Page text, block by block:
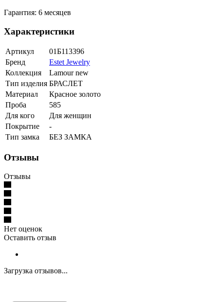
Гарантия: 6 месяцев
Характеристики
Артикул
01Б113396
Бренд
Estet Jewelry
Коллекция
Lamour new
Тип изделия БРАСЛЕТ
Материал
Красное золото
Проба
585
Для кого
Для женщин
Покрытие
-
Тип замка
БЕЗ ЗАМКА
Отзывы
Отзывы
Нет оценок
Оставить отзыв
Загрузка отзывов...